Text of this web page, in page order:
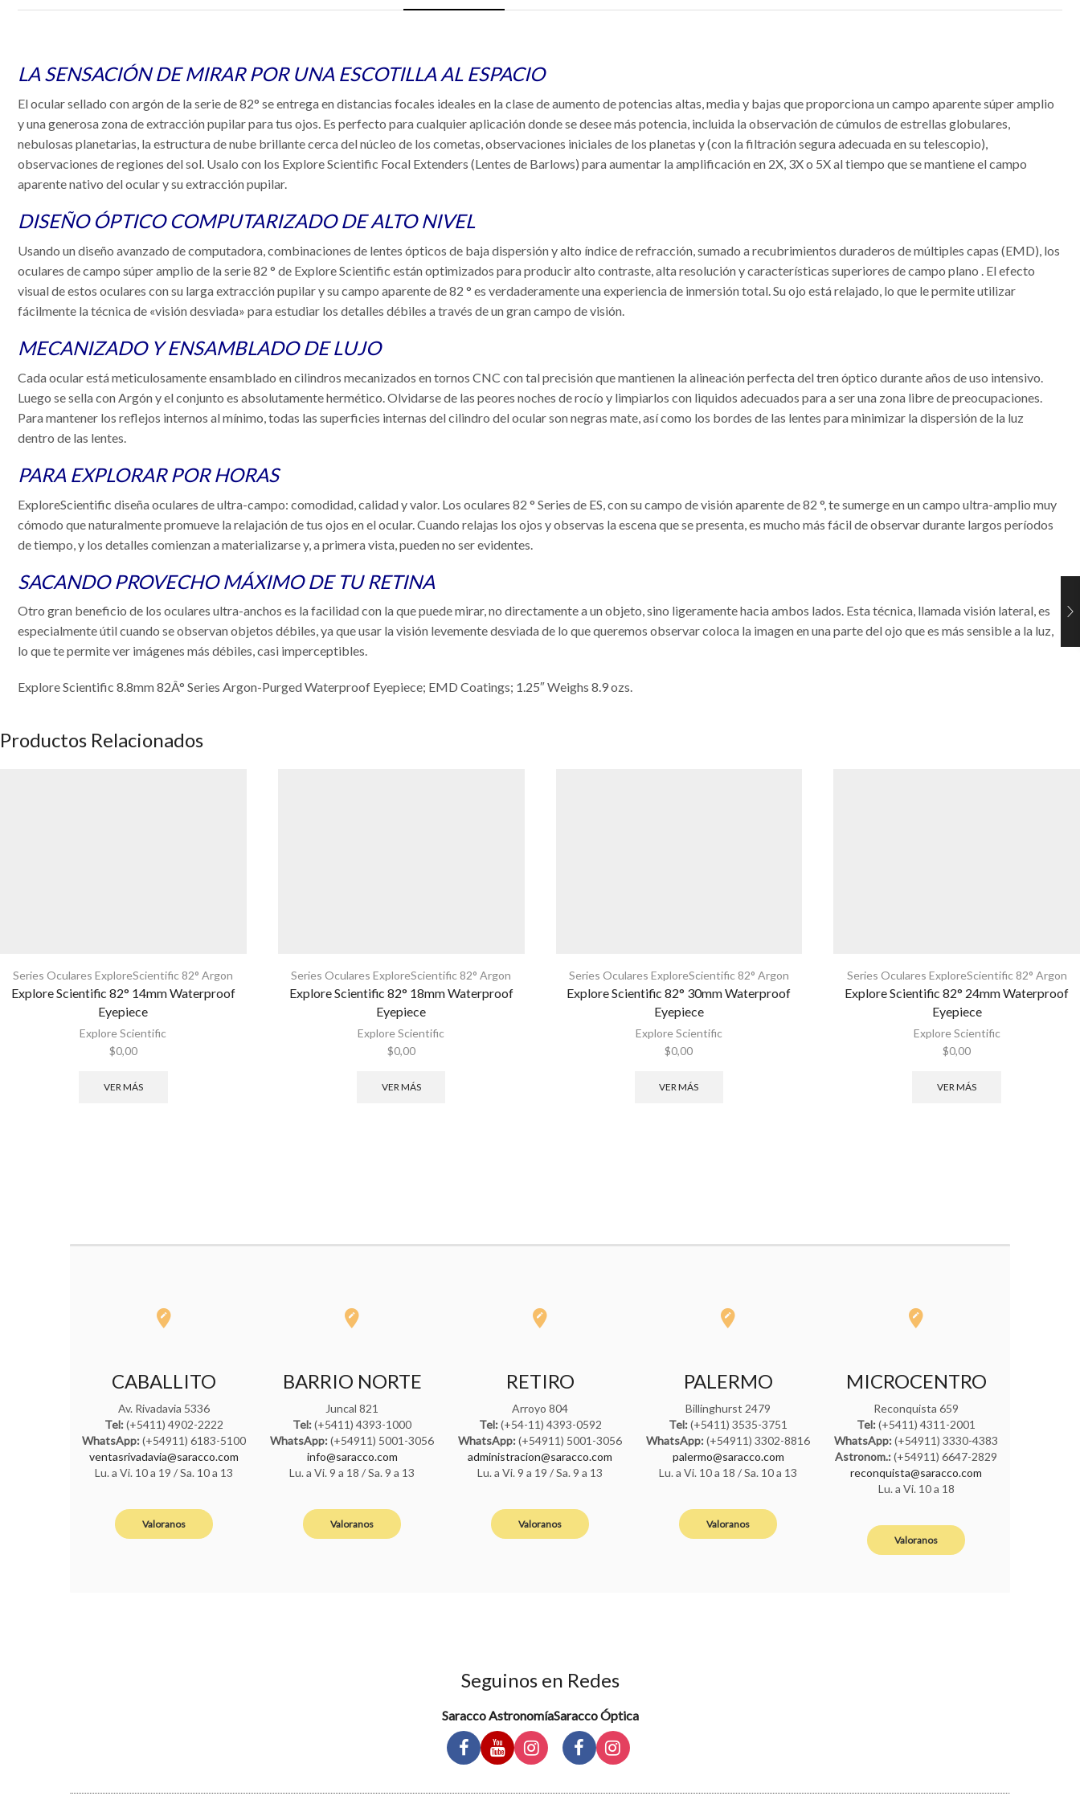
LA SENSACIÓN DE MIRAR POR UNA ESCOTILLA AL ESPACIO
El ocular sellado con argón de la serie de 82° se entrega en distancias focales ideales en la clase de aumento de potencias altas, media y bajas que proporciona un campo aparente súper amplio
y una generosa zona de extracción pupilar para tus ojos. Es perfecto para cualquier aplicación donde se desee más potencia, incluida la observación de cúmulos de estrellas globulares,
nebulosas planetarias, la estructura de nube brillante cerca del núcleo de los cometas, observaciones iniciales de los planetas y (con la filtración segura adecuada en su telescopio),
observaciones de regiones del sol. Usalo con los Explore Scientific Focal Extenders (Lentes de Barlows) para aumentar la amplificación en 2X, 3X o 5X al tiempo que se mantiene el campo
aparente nativo del ocular y su extracción pupilar.
DISEÑO ÓPTICO COMPUTARIZADO DE ALTO NIVEL
Usando un diseño avanzado de computadora, combinaciones de lentes ópticos de baja dispersión y alto índice de refracción, sumado a recubrimientos duraderos de múltiples capas (EMD), los
oculares de campo súper amplio de la serie 82 ° de Explore Scientific están optimizados para producir alto contraste, alta resolución y características superiores de campo plano . El efecto
visual de estos oculares con su larga extracción pupilar y su campo aparente de 82 ° es verdaderamente una experiencia de inmersión total. Su ojo está relajado, lo que le permite utilizar
fácilmente la técnica de «visión desviada» para estudiar los detalles débiles a través de un gran campo de visión.
MECANIZADO Y ENSAMBLADO DE LUJO
Cada ocular está meticulosamente ensamblado en cilindros mecanizados en tornos CNC con tal precisión que mantienen la alineación perfecta del tren óptico durante años de uso intensivo.
Luego se sella con Argón y el conjunto es absolutamente hermético. Olvidarse de las peores noches de rocío y limpiarlos con liquidos adecuados para a ser una zona libre de preocupaciones.
Para mantener los reflejos internos al mínimo, todas las superficies internas del cilindro del ocular son negras mate, así como los bordes de las lentes para minimizar la dispersión de la luz
dentro de las lentes.
PARA EXPLORAR POR HORAS
ExploreScientific diseña oculares de ultra-campo: comodidad, calidad y valor. Los oculares 82 ° Series de ES, con su campo de visión aparente de 82 °, te sumerge en un campo ultra-amplio muy
cómodo que naturalmente promueve la relajación de tus ojos en el ocular. Cuando relajas los ojos y observas la escena que se presenta, es mucho más fácil de observar durante largos períodos
de tiempo, y los detalles comienzan a materializarse y, a primera vista, pueden no ser evidentes.
SACANDO PROVECHO MÁXIMO DE TU RETINA
Otro gran beneficio de los oculares ultra-anchos es la facilidad con la que puede mirar, no directamente a un objeto, sino ligeramente hacia ambos lados. Esta técnica, llamada visión lateral, es
especialmente útil cuando se observan objetos débiles, ya que usar la visión levemente desviada de lo que queremos observar coloca la imagen en una parte del ojo que es más sensible a la luz,
lo que te permite ver imágenes más débiles, casi imperceptibles.
Explore Scientific 8.8mm 82Â° Series Argon-Purged Waterproof Eyepiece; EMD Coatings; 1.25″ Weighs 8.9 ozs.
Productos Relacionados
Series Oculares ExploreScientific 82° Argon
Explore Scientific 82° 14mm Waterproof
Eyepiece
Explore Scientific
$0,00
VER MÁS
Series Oculares ExploreScientific 82° Argon
Explore Scientific 82° 18mm Waterproof
Eyepiece
Explore Scientific
$0,00
VER MÁS
Series Oculares ExploreScientific 82° Argon
Explore Scientific 82° 30mm Waterproof
Eyepiece
Explore Scientific
$0,00
VER MÁS
Series Oculares ExploreScientific 82° Argon
Explore Scientific 82° 24mm Waterproof
Eyepiece
Explore Scientific
$0,00
VER MÁS
CABALLITO
Av. Rivadavia 5336
Tel:(+5411) 4902-2222
WhatsApp:(+54911) 6183-5100
ventasrivadavia@saracco.com
Lu. a Vi. 10 a 19 / Sa. 10 a 13
Valoranos
BARRIO NORTE
Juncal 821
Tel:(+5411) 4393-1000
WhatsApp:(+54911) 5001-3056
info@saracco.com
Lu. a Vi. 9 a 18 / Sa. 9 a 13
Valoranos
RETIRO
Arroyo 804
Tel:(+54-11) 4393-0592
WhatsApp:(+54911) 5001-3056
administracion@saracco.com
Lu. a Vi. 9 a 19 / Sa. 9 a 13
Valoranos
PALERMO
Billinghurst 2479
Tel:(+5411) 3535-3751
WhatsApp:(+54911) 3302-8816
palermo@saracco.com
Lu. a Vi. 10 a 18 / Sa. 10 a 13
Valoranos
MICROCENTRO
Reconquista 659
Tel:(+5411) 4311-2001
WhatsApp:(+54911) 3330-4383
Astronom.:(+54911) 6647-2829
reconquista@saracco.com
Lu. a Vi. 10 a 18
Valoranos
Seguinos en Redes
Saracco AstronomíaSaracco Óptica